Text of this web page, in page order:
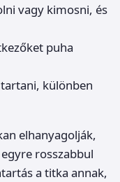
vagy kimosni, és
puha
különben
elhanyagolják,
rosszabbul
a titka annak,